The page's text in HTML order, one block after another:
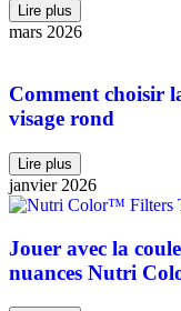
Lire plus
mars 2026
Comment choisir
visage rond
Lire plus
janvier 2026
Jouer avec la
nuances Nutri